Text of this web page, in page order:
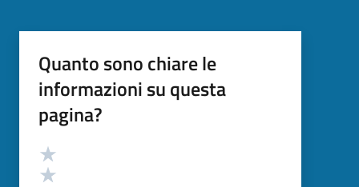
Quanto sono chiare le
informazioni su questa
pagina?
Valutazione